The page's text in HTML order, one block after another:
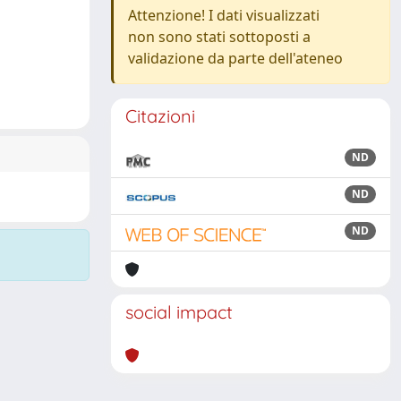
Attenzione! I dati visualizzati
non sono stati sottoposti a
validazione da parte dell'ateneo
Citazioni
ND
ND
ND
social impact